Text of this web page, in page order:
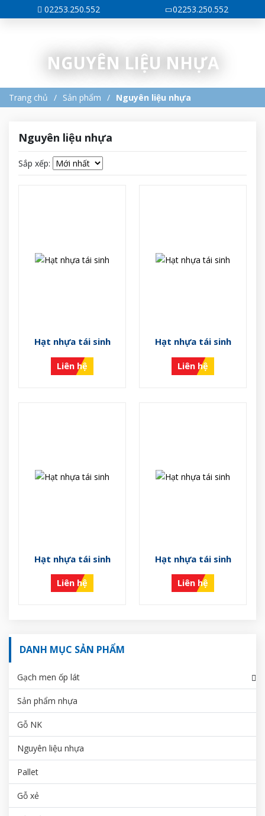
02253.250.552 02253.250.552
NGUYÊN LIỆU NHỰA
Trang chủ Sản phẩm Nguyên liệu nhựa
Nguyên liệu nhựa
Sắp xếp:
Hạt nhựa tái sinh
Liên hệ
Hạt nhựa tái sinh
Liên hệ
Hạt nhựa tái sinh
Liên hệ
Hạt nhựa tái sinh
Liên hệ
DANH MỤC SẢN PHẨM
Gạch men ốp lát
Sản phẩm nhựa
Gỗ NK
Nguyên liệu nhựa
Pallet
Gỗ xẻ